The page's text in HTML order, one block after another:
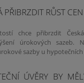
PŘIBRZDIT RŮST
chce přibrzdit
úrokových sazeb.
sazby u
ÚVĚRY BY